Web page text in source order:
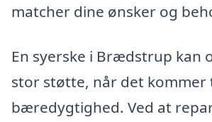
matcher dine ønsker og
En syerske i Brædstrup kan
stor støtte, når det kommer
bæredygtighed. Ved at